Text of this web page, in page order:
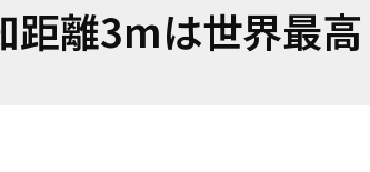
距離3mは世界最